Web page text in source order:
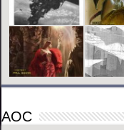
AOC